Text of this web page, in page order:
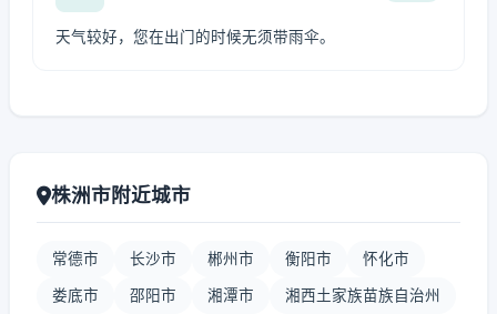
天气较好，您在出门的时候无须带雨伞。
株洲市附近城市
常德市 长沙市 郴州市 衡阳市 怀化市
娄底市 邵阳市 湘潭市 湘西土家族苗族自治州